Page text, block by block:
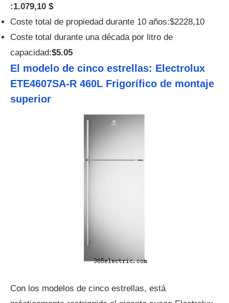
:1.079,10 $
Coste total de propiedad durante 10 años:$2228,10
Coste total durante una década por litro de
capacidad:$5.05
El modelo de cinco estrellas: Electrolux
ETE4607SA-R 460L Frigorífico de montaje
superior
Con los modelos de cinco estrellas, está